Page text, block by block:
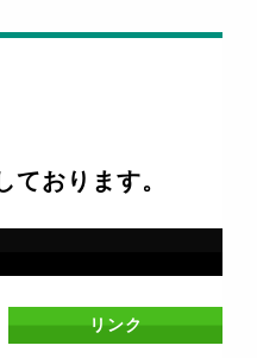
おります。
リンク